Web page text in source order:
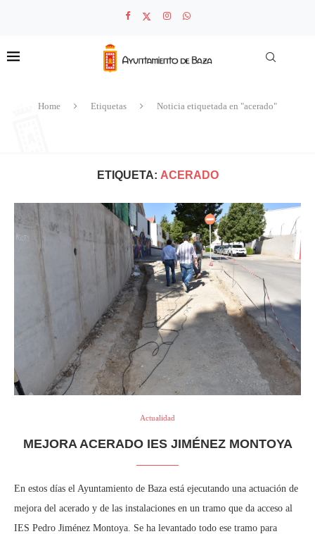
Home Etiquetas Noticia etiquetada en "acerado"
ETIQUETA: ACERADO
Actualidad
MEJORA ACERADO IES JIMÉNEZ MONTOYA
En estos días el Ayuntamiento de Baza está ejecutando una actuación de
mejora del acerado y de las instalaciones en un tramo que da acceso al
IES Pedro Jiménez Montoya. Se ha levantado todo ese tramo para